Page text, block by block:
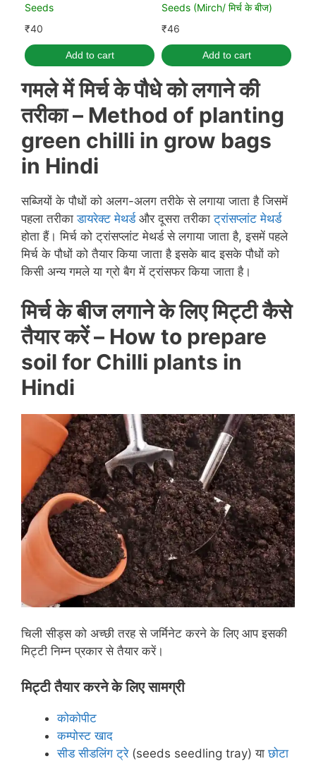
Seeds
₹40
Add to cart
Seeds (Mirch/ मिर्च के बीज)
₹46
Add to cart
गमले में मिर्च के पौधे को लगाने की
तरीका– Method of planting
green chilli in grow bags
in Hindi
सब्जियों के पौधों को अलग-अलग तरीके से लगाया जाता है जिसमें
पहला तरीकाडायरेक्ट मेथर्डऔर दूसरा तरीकाट्रांसप्लांट मेथर्ड
होता हैं। मिर्च को ट्रांसप्लांट मेथर्ड से लगाया जाता है, इसमें पहले
मिर्च के पौधों को तैयार किया जाता है इसके बाद इसके पौधों को
किसी अन्य गमले या ग्रो बैग में ट्रांसफर किया जाता है।
मिर्च के बीज लगाने के लिए मिट्टी कैसे
तैयार करें – How to prepare
soil for Chilli plants in
Hindi
चिली सीड्स को अच्छी तरह से जर्मिनेट करने के लिए आप इसकी
मिट्टी निम्न प्रकार से तैयार करें।
मिट्टी तैयार करने के लिए सामग्री
कोकोपीट
कम्पोस्ट खाद
सीड सीडलिंग ट्रे(seeds seedling tray) याछोटा